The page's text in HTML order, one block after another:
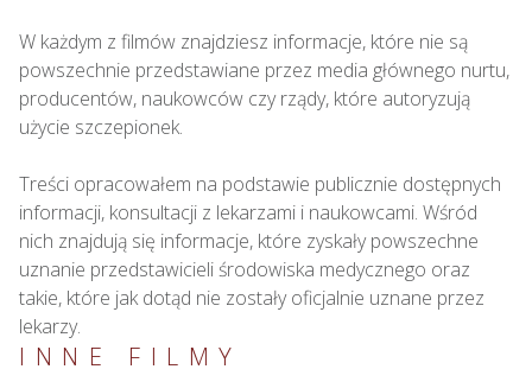
W każdym z filmów znajdziesz informacje, które nie są
powszechnie przedstawiane przez media głównego nurtu,
producentów, naukowców czy rządy, które autoryzują
użycie szczepionek.
Treści opracowałem na podstawie publicznie dostępnych
informacji, konsultacji z lekarzami i naukowcami. Wśród
nich znajdują się informacje, które zyskały powszechne
uznanie przedstawicieli środowiska medycznego oraz
takie, które jak dotąd nie zostały oficjalnie uznane przez
lekarzy.
INNE FILMY